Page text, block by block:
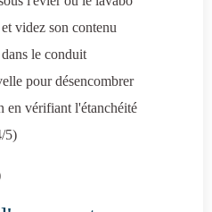
videz son contenu
le conduit
pour désencombrer
en vérifiant l'étanchéité
5)